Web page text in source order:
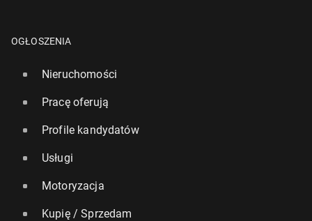
OGŁOSZENIA
Nieruchomości
Pracę oferują
Profile kandydatów
Usługi
Motoryzacja
Kupię / Sprzedam